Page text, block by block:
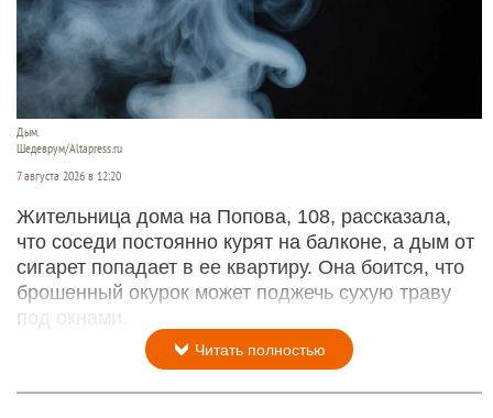
Дым.
Шедеврум/Altapress.ru
7 августа 2026 в 12:20
Жительница дома на Попова, 108, рассказала,
что соседи постоянно курят на балконе, а дым от
сигарет попадает в ее квартиру. Она боится, что
брошенный окурок может поджечь сухую траву
под окнами.
Читать полностью